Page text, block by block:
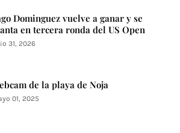
Dominguez vuelve a ganar y se
en tercera ronda del US Open
31, 2026
de la playa de Noja
01, 2025